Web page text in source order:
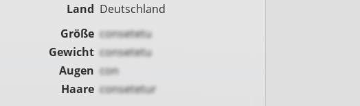
Land Deutschland
Größe consetetu
Gewicht consetetu
Augen con
Haare consetetur